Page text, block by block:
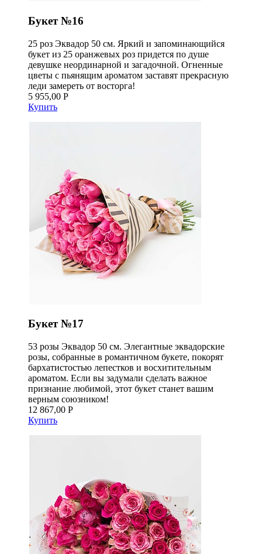
Букет №16
25 роз Эквадор 50 см. Яркий и запоминающийся
букет из 25 оранжевых роз придется по душе
девушке неординарной и загадочной. Огненные
цветы с пьянящим ароматом заставят прекрасную
леди замереть от восторга!
5 955,00 Р
Купить
Букет №17
53 розы Эквадор 50 см. Элегантные эквадорские
розы, собранные в романтичном букете, покорят
бархатистостью лепестков и восхитительным
ароматом. Если вы задумали сделать важное
признание любимой, этот букет станет вашим
верным союзником!
12 867,00 Р
Купить